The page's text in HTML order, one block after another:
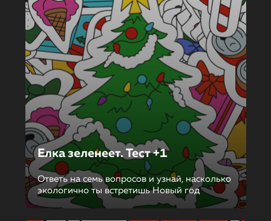
Елка зеленеет. Тест +1
Ответь на семь вопросов и узнай, насколько
экологично ты встретишь Новый год